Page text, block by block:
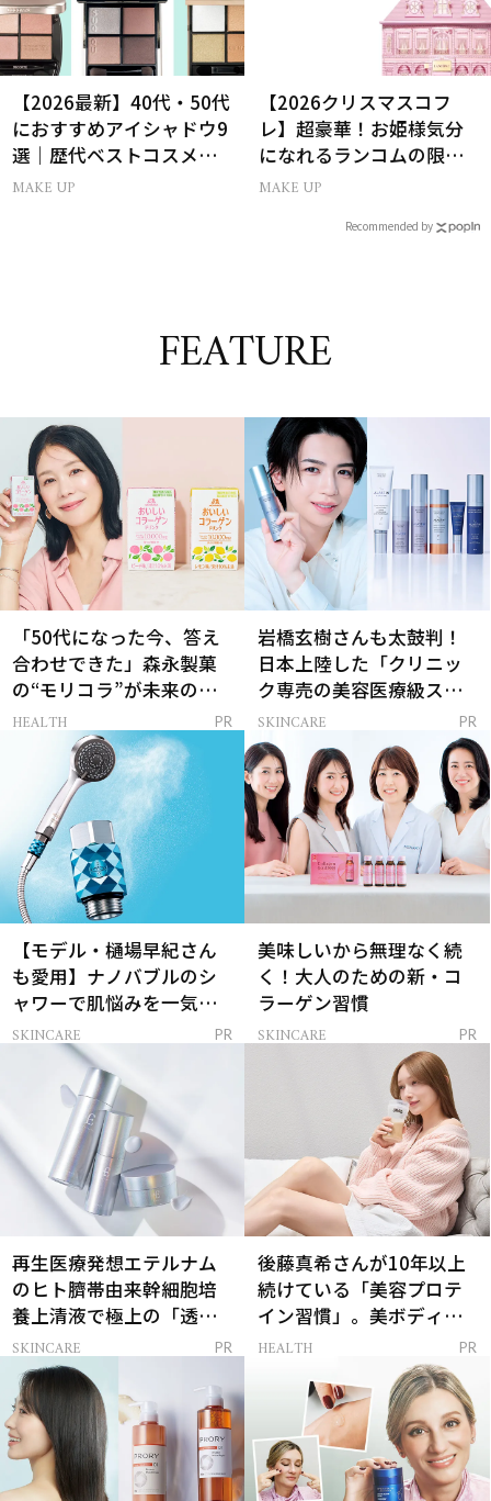
【2026最新】40代・50代
におすすめアイシャドウ9
選｜歴代ベストコスメ受
賞まとめ
MAKE UP
【2026クリスマスコフ
レ】超豪華！お姫様気分
になれるランコムの限定
コスメキット
MAKE UP
Recommended by
FEATURE
「50代になった今、答え
合わせできた」森永製菓
の“モリコラ”が未来のキ
レイを連れてくる！
HEALTH PR
岩橋玄樹さんも太鼓判！
日本上陸した「クリニッ
ク専売の美容医療級スキ
ンケア」
SKINCARE PR
【モデル・樋場早紀さん
も愛用】ナノバブルのシ
ャワーで肌悩みを一気に
解決
SKINCARE PR
美味しいから無理なく続
く！大人のための新・コ
ラーゲン習慣
SKINCARE PR
再生医療発想エテルナム
のヒト臍帯由来幹細胞培
養上清液で極上の「透明
感ハリ肌」へ
SKINCARE PR
後藤真希さんが10年以上
続けている「美容プロテ
イン習慣」。美ボディを
支える朝ルーティンと
HEALTH PR